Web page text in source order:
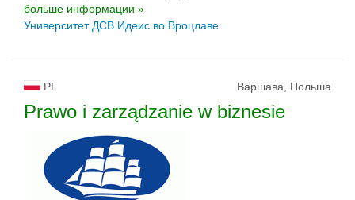
больше информации »
Университет ДСВ Идеис во Вроцлаве
PL Варшава, Польша
Prawo i zarządzanie w biznesie